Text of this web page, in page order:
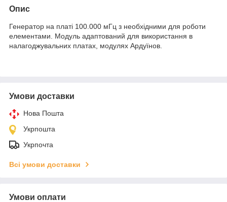
Опис
Генератор на платі 100.000 мГц з необхідними для роботи
елементами. Модуль адаптований для використання в
налагоджувальних платах, модулях Ардуїнов.
Умови доставки
Нова Пошта
Укрпошта
Укрпочта
Всі умови доставки
Умови оплати